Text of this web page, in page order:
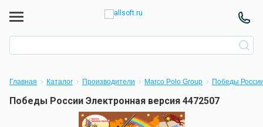
Главная Каталог Производители Marco Polo Group Победы
Победы России Электронная версия 4472507